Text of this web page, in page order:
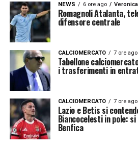
NEWS 6 ore ago
Romagnoli Atalanta,
difensore centrale
CALCIOMERCATO 7 ore ago
Tabellone
i trasferimenti in
CALCIOMERCATO 7 ore ago
Lazio e Betis si
Biancocelesti in pole:
Benfica